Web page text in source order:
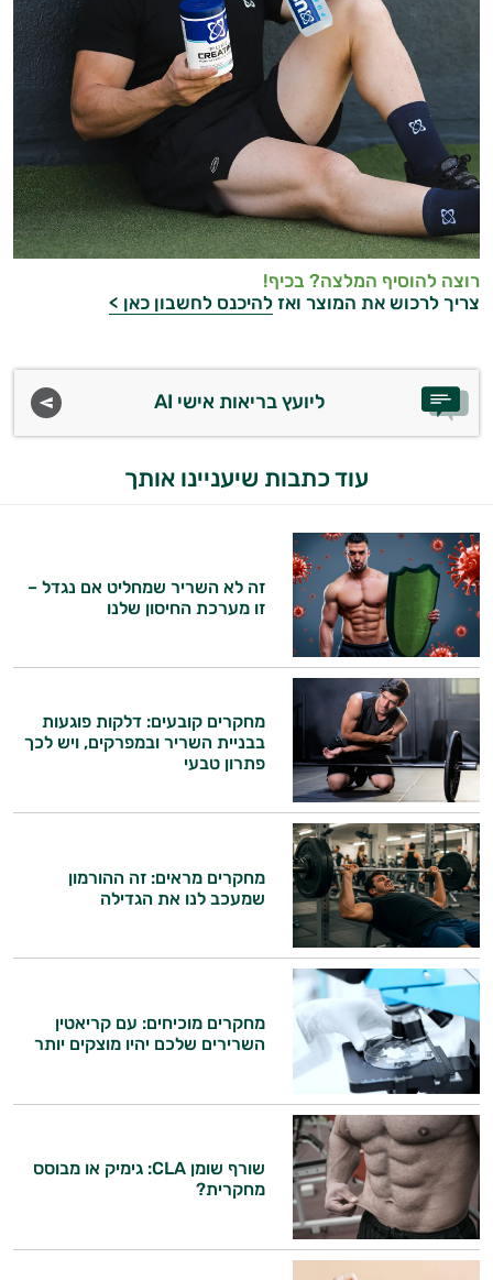
רוצה להוסיף המלצה? בכיף!
צריך לרכוש את המוצר ואז להיכנס לחשבון כאן >
ליועץ בריאות אישי AI
עוד כתבות שיעניינו אותך
זה לא השריר שמחליט אם נגדל –
זו מערכת החיסון שלנו
מחקרים קובעים: דלקות פוגעות
בבניית השריר ובמפרקים, ויש לכך
פתרון טבעי
מחקרים מראים: זה ההורמון
שמעכב לנו את הגדילה
מחקרים מוכיחים: עם קריאטין
השרירים שלכם יהיו מוצקים יותר
שורף שומן CLA: גימיק או מבוסס
מחקרית?
היי,
אני יועץ הבריאות האישי AI של טבע בריא.
התשובות שלי מבוססות על מאגרי מידע קליניים
וספרות מקצועית בתחומי הרפואה הטבעית
ותזונת הספורט.